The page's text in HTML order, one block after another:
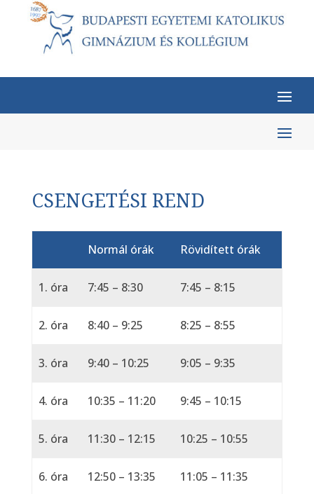
CSENGETÉSI REND
Normál órák Rövidített órák
1. óra 7:45 – 8:30 7:45 – 8:15
2. óra 8:40 – 9:25 8:25 – 8:55
3. óra 9:40 – 10:25 9:05 – 9:35
4. óra 10:35 – 11:20 9:45 – 10:15
5. óra 11:30 – 12:15 10:25 – 10:55
6. óra 12:50 – 13:35 11:05 – 11:35